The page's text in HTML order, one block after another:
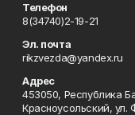
Телефон
8(34740)2-19-21
Эл. почта
rikzvezda@yandex.ru
Адрес
453050, Республика
Красноусольский, ул.